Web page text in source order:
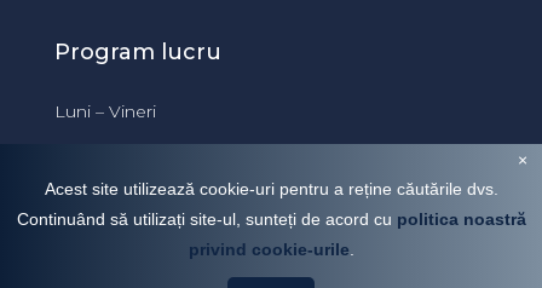
Program lucru
Luni – Vineri
Hristev Mihail
Acest site utilizează cookie-uri pentru a reține căutările dvs.
Continuând să utilizați site-ul, sunteți de acord cu politica noastră
privind cookie-urile
×